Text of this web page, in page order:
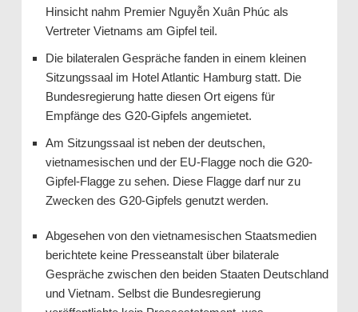
Hinsicht nahm Premier Nguyễn Xuân Phúc als
Vertreter Vietnams am Gipfel teil.
Die bilateralen Gespräche fanden in einem kleinen
Sitzungssaal im Hotel Atlantic Hamburg statt. Die
Bundesregierung hatte diesen Ort eigens für
Empfänge des G20-Gipfels angemietet.
Am Sitzungssaal ist neben der deutschen,
vietnamesischen und der EU-Flagge noch die G20-
Gipfel-Flagge zu sehen. Diese Flagge darf nur zu
Zwecken des G20-Gipfels genutzt werden.
Abgesehen von den vietnamesischen Staatsmedien
berichtete keine Presseanstalt über bilaterale
Gespräche zwischen den beiden Staaten Deutschland
und Vietnam. Selbst die Bundesregierung